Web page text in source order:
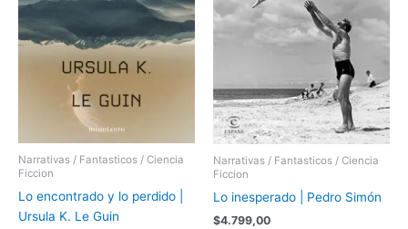
Narrativas / Fantasticos / Ciencia
Ficcion
Lo encontrado y lo perdido |
Ursula K. Le Guin
Narrativas / Fantasticos / Ciencia
Ficcion
Lo inesperado | Pedro Simón
$4.799,00